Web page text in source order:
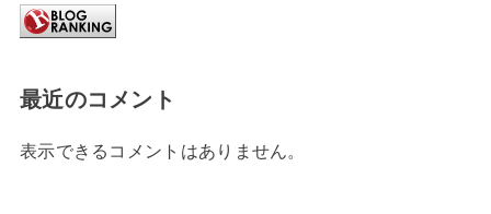
最近のコメント
表示できるコメントはありません。